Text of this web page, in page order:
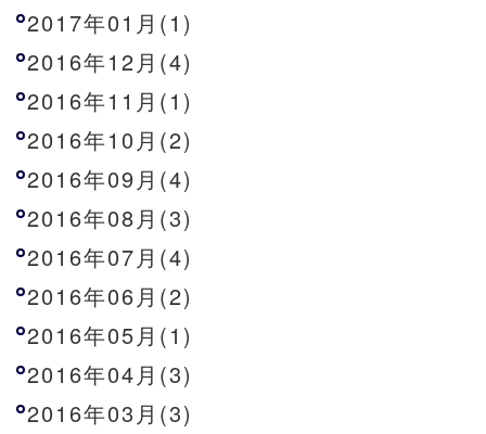
2017年01月(1)
2016年12月(4)
2016年11月(1)
2016年10月(2)
2016年09月(4)
2016年08月(3)
2016年07月(4)
2016年06月(2)
2016年05月(1)
2016年04月(3)
2016年03月(3)